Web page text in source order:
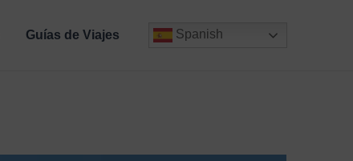
Guías de Viajes Spanish